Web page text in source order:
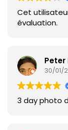
Cet
évaluation.
Peter
30/01/
3 day photo